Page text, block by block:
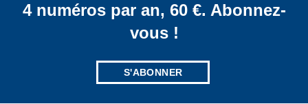
4 numéros par an, 60 €. Abonnez-
vous !
S'ABONNER